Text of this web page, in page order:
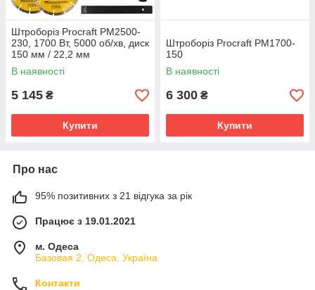
Штроборіз Procraft PM2500-
230, 1700 Вт, 5000 об/хв, диск
150 мм / 22,2 мм
В наявності
5 145 ₴
Купити
Штроборіз Procraft PM1700-
150
В наявності
6 300 ₴
Купити
Про нас
95% позитивних з 21 відгука за рік
Працює з 19.01.2021
м. Одеса
Базовая 2, Одеса, Україна
Контакти